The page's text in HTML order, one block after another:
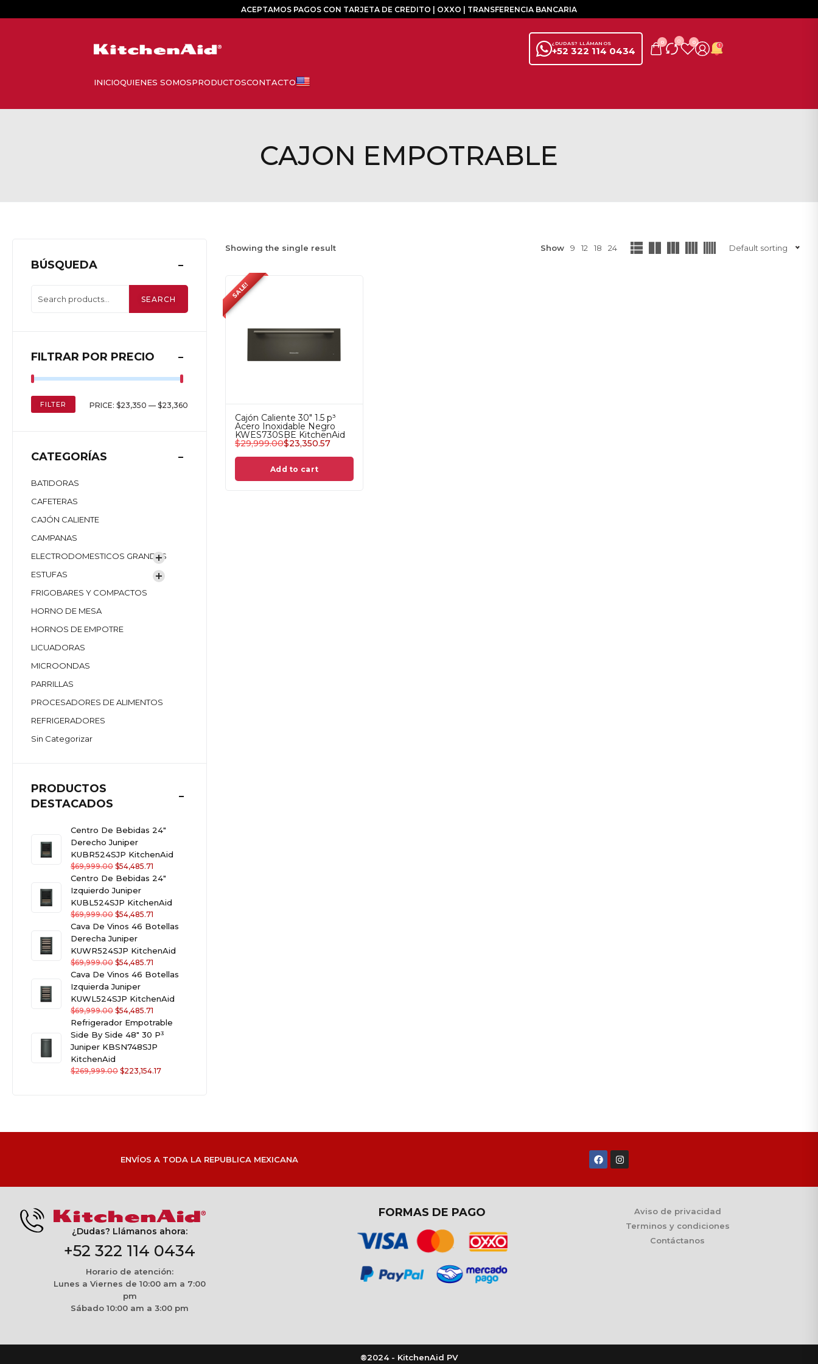
ACEPTAMOS PAGOS CON TARJETA DE CREDITO | OXXO | TRANSFERENCIA BANCARIA
+52 322 114 0434
¿DUDAS? LLÁMANOS 0 0 0
CAJON EMPOTRABLE
BÚSQUEDA
SEARCH
FILTRAR POR PRECIO
FILTER PRICE: $23,350 — $23,360
CATEGORÍAS
BATIDORAS
CAFETERAS
CAJÓN CALIENTE
CAMPANAS
ELECTRODOMESTICOS GRANDES
ESTUFAS
FRIGOBARES Y COMPACTOS
HORNO DE MESA
HORNOS DE EMPOTRE
LICUADORAS
MICROONDAS
PARRILLAS
PROCESADORES DE ALIMENTOS
REFRIGERADORES
Sin Categorizar
PRODUCTOS
DESTACADOS
Centro De Bebidas 24"
Derecho Juniper
KUBR524SJP KitchenAid
$69,999.00 $54,485.71
Centro De Bebidas 24"
Izquierdo Juniper
KUBL524SJP KitchenAid
$69,999.00 $54,485.71
Cava De Vinos 46 Botellas
Derecha Juniper
KUWR524SJP KitchenAid
$69,999.00 $54,485.71
Cava De Vinos 46 Botellas
Izquierda Juniper
KUWL524SJP KitchenAid
$69,999.00 $54,485.71
Refrigerador Empotrable
Side By Side 48" 30 P³
Juniper KBSN748SJP
KitchenAid
$269,999.00 $223,154.17
Showing the single result Show 9 12 18 24 Default sorting
SALE!
Cajón Caliente 30" 1.5 p³
Acero Inoxidable Negro
KWES730SBE KitchenAid
$29,999.00$23,350.57
Add to cart
ENVÍOS A TODA LA REPUBLICA MEXICANA
¿Dudas? Llámanos ahora:
+52 322 114 0434
Horario de atención:
Lunes a Viernes de 10:00 am a 7:00
pm
Sábado 10:00 am a 3:00 pm
FORMAS DE PAGO
Aviso de privacidad
Terminos y condiciones
Contáctanos
®2024 - KitchenAid PV